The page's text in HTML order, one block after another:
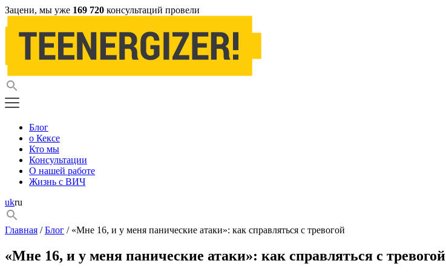
Зацени, мы уже 169 720 консультаций провели
Блог
о Кексе
Кто мы
Консультации
О нашей работе
Жизнь с ВИЧ
ukru
Главная /Блог / «Мне 16, и у меня панические атаки»: как справляться с тревогой
«Мне 16, и у меня панические атаки»: как справляться с тревогой